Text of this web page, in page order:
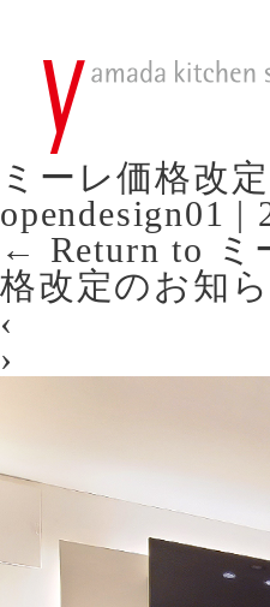
ミーレ価格改
opendesign01 |
← Return to
格改定のお知
‹
›